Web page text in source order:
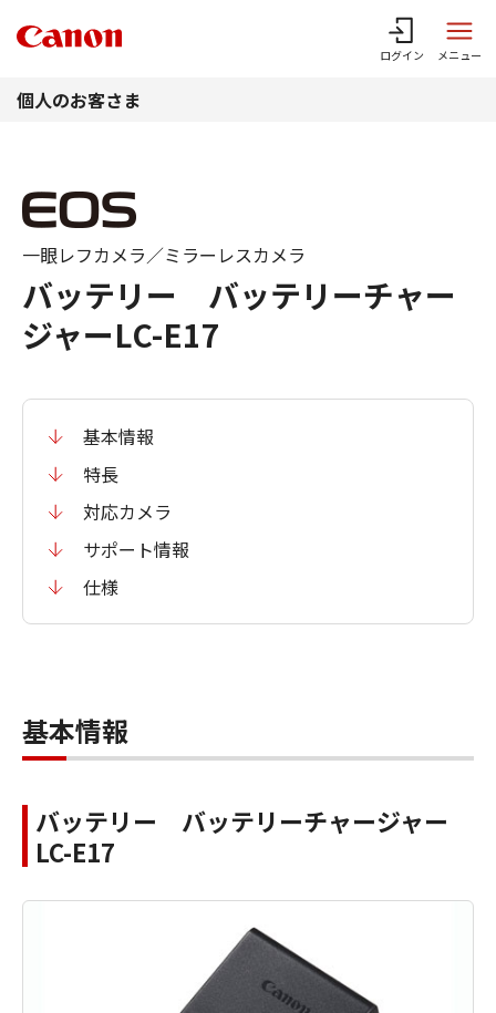
ログイン メニュー
個人のお客さま
バッテリー バッテリーチャー
ジャーLC-E17
一眼レフカメラ／ミラーレスカメラ
基本情報
特長
対応カメラ
サポート情報
仕様
基本情報
バッテリー バッテリーチャージャー
LC-E17